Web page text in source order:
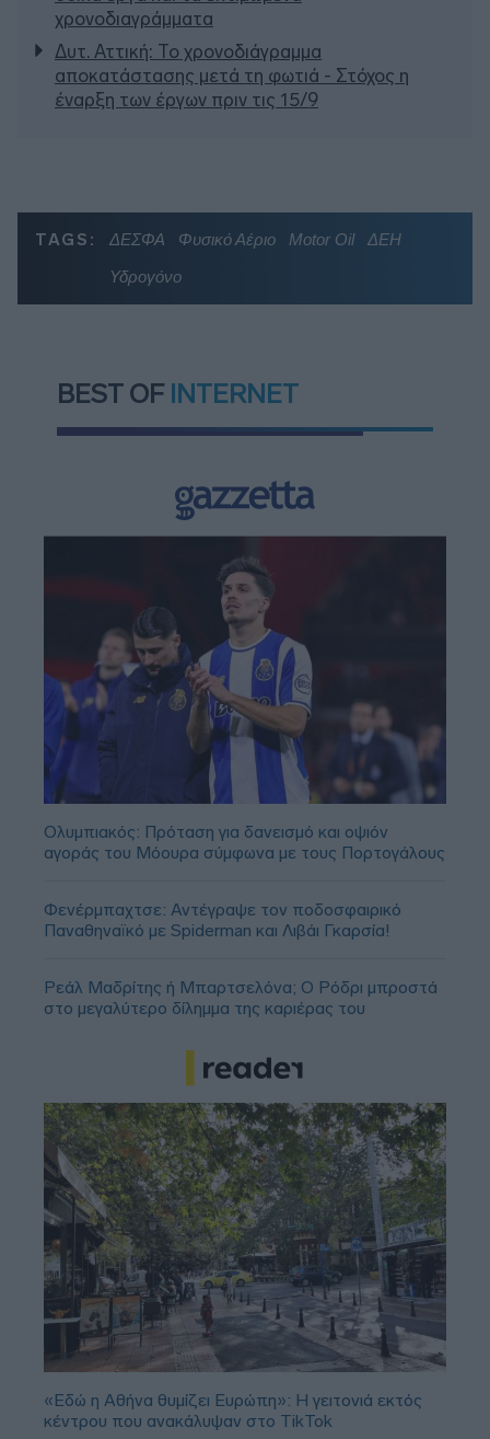
χρονοδιαγράμματα
Δυτ. Αττική: Το χρονοδιάγραμμα
αποκατάστασης μετά τη φωτιά - Στόχος η
έναρξη των έργων πριν τις 15/9
TAGS: ΔΕΣΦΑ Φυσικό Αέριο Motor Oil
ΔΕΗ
Υδρογόνο
BEST OF INTERNET
Ολυμπιακός: Πρόταση για δανεισμό και οψιόν
αγοράς του Μόουρα σύμφωνα με τους Πορτογάλους
Φενέρμπαχτσε: Αντέγραψε τον ποδοσφαιρικό
Παναθηναϊκό με Spiderman και Λιβάι Γκαρσία!
Ρεάλ Μαδρίτης ή Μπαρτσελόνα; Ο Ρόδρι μπροστά
στο μεγαλύτερο δίλημμα της καριέρας του
«Εδώ η Αθήνα θυμίζει Ευρώπη»: H γειτονιά εκτός
κέντρου που ανακάλυψαν στο TikTok